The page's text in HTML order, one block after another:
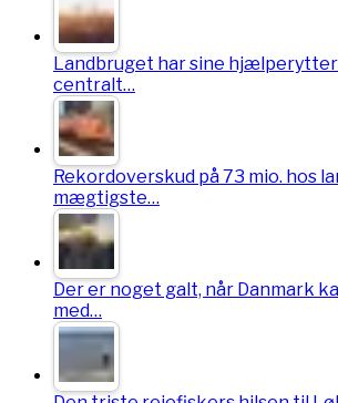
Landbruget har sine
centralt…
Rekordoverskud på 73 mio. hos
mægtigste…
Der er noget galt, når Danmark
med…